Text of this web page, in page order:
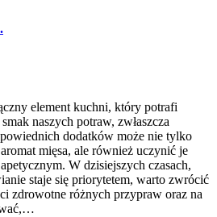
element kuchni, który potrafi
naszych potraw, zwłaszcza
dodatków może nie tylko
mięsa, ale również uczynić je
W dzisiejszych czasach,
staje się priorytetem, warto zwrócić
zdrowotne różnych przypraw oraz na